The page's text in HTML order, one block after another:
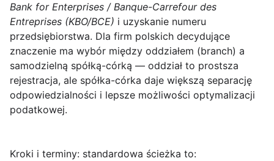
Bank for Enterprises / Banque-Carrefour des
Entreprises (KBO/BCE) i uzyskanie numeru
przedsiębiorstwa. Dla firm polskich decydujące
znaczenie ma wybór między oddziałem (branch) a
samodzielną spółką-córką — oddział to prostsza
rejestracja, ale spółka-córka daje większą separację
odpowiedzialności i lepsze możliwości optymalizacji
podatkowej.
Kroki i terminy: standardowa ścieżka to: